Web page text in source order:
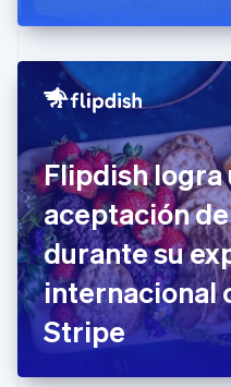
Flipdish logra
aceptación
durante su
internacional
Stripe
España
Estados Unidos
English Español 简体中文
Estonia
English
Finlandia
English Svenska
Francia
FrançaisEnglish
Gibraltar
English
Grecia
English
Hungría
English
India